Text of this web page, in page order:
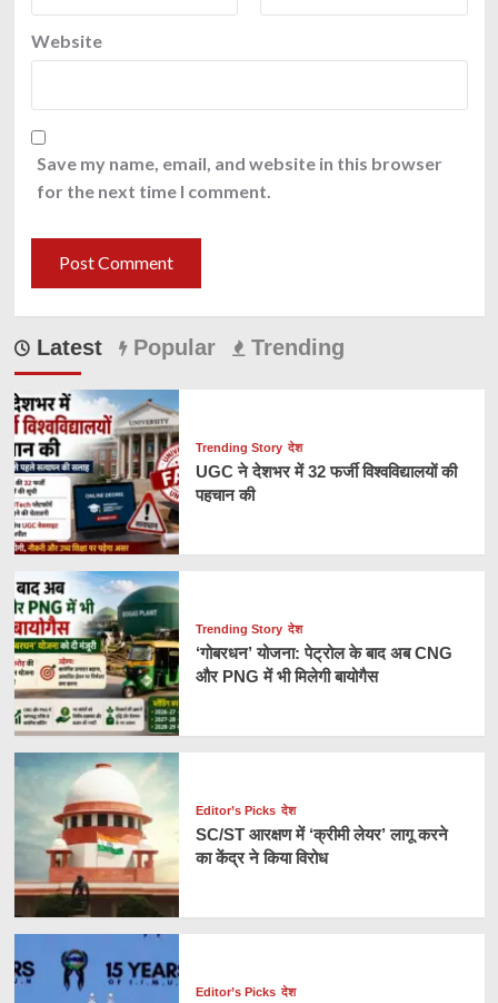
Website
Save my name, email, and website in this browser
for the next time I comment.
Latest Popular Trending
Trending Story देश
UGC ने देशभर में 32 फर्जी विश्वविद्यालयों की
पहचान की
Trending Story देश
‘गोबरधन’ योजना: पेट्रोल के बाद अब CNG
और PNG में भी मिलेगी बायोगैस
Editor’s Picks देश
SC/ST आरक्षण में ‘क्रीमी लेयर’ लागू करने
का केंद्र ने किया विरोध
Editor’s Picks देश